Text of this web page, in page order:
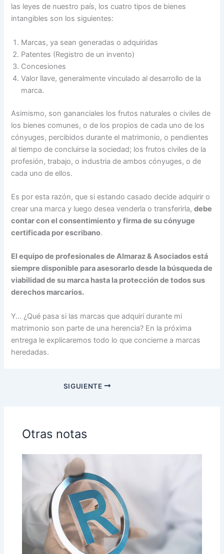
las leyes de nuestro país, los cuatro tipos de bienes
intangibles son los siguientes:
Marcas, ya sean generadas o adquiridas
Patentes (Registro de un invento)
Concesiones
Valor llave, generalmente vinculado al desarrollo de la
marca.
Asimismo, son gananciales los frutos naturales o civiles de
los bienes comunes, o de los propios de cada uno de los
cónyuges, percibidos durante el matrimonio, o pendientes
al tiempo de concluirse la sociedad; los frutos civiles de la
profesión, trabajo, o industria de ambos cónyuges, o de
cada uno de ellos.
Es por esta razón, que si estando casado decide adquirir o
crear una marca y luego desea venderla o transferirla,debe
contar con el consentimiento y firma de su cónyuge
certificada por escribano.
El equipo de profesionales de Almaraz & Asociados está
siempre disponible para asesorarlo desde la búsqueda de
viabilidad de su marca hasta la protección de todos sus
derechos marcarios.
Y… ¿Qué pasa si las marcas que adquirí durante mi
matrimonio son parte de una herencia? En la próxima
entrega le explicaremos todo lo que concierne a marcas
heredadas.
SIGUIENTE
Otras notas